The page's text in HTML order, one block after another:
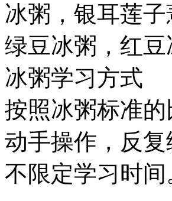
冰粥，银耳莲
绿豆冰粥，红
冰粥学习方式
按照冰粥标准
动手操作，反
不限定学习时间